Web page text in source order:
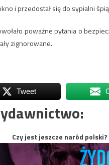
i przedostał się do sypialni
poważne pytania o
zignorowane.
Tweet
Czy jest jeszcze naród polski?